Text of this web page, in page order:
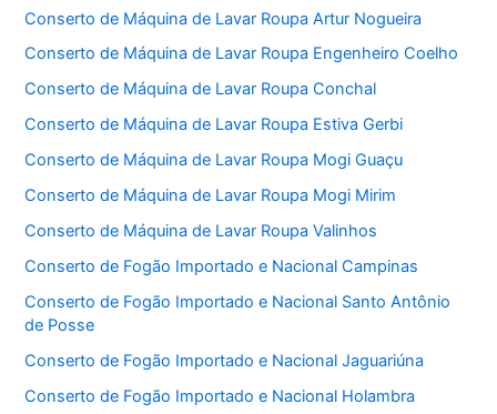
Conserto de Máquina de Lavar Roupa Artur Nogueira
Conserto de Máquina de Lavar Roupa Engenheiro Coelho
Conserto de Máquina de Lavar Roupa Conchal
Conserto de Máquina de Lavar Roupa Estiva Gerbi
Conserto de Máquina de Lavar Roupa Mogi Guaçu
Conserto de Máquina de Lavar Roupa Mogi Mirim
Conserto de Máquina de Lavar Roupa Valinhos
Conserto de Fogão Importado e Nacional Campinas
Conserto de Fogão Importado e Nacional Santo Antônio
de Posse
Conserto de Fogão Importado e Nacional Jaguariúna
Conserto de Fogão Importado e Nacional Holambra